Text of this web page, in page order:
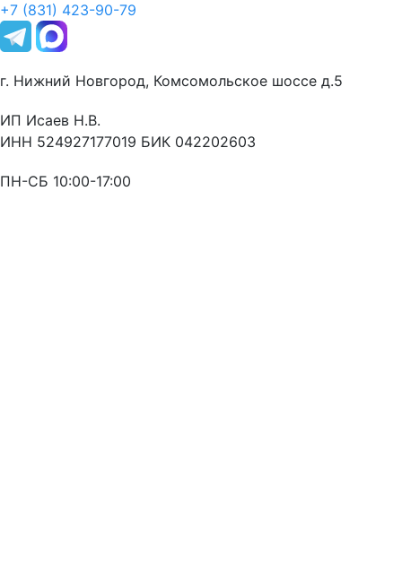
+7 (831) 423-90-79
г. Нижний Новгород, Комсомольское шоссе д.5
ИП Исаев Н.В.
ИНН 524927177019 БИК 042202603
ПН-СБ 10:00-17:00